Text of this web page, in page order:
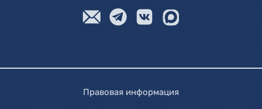
Правовая информация